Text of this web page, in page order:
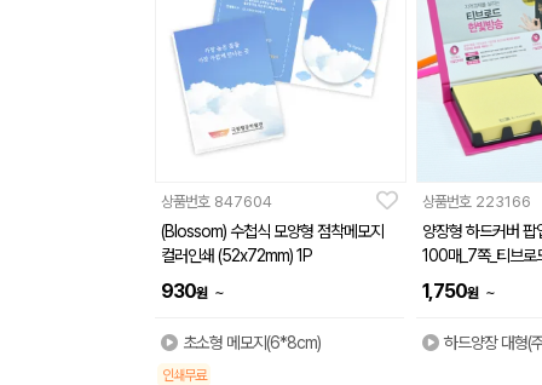
상품번호 847604
(Blossom) 수첩식 모양형 점착메모지
컬러인쇄 (52x72mm) 1P
930원 ~
초소형 메모지(6*8cm)
인쇄무료
상품번호 223166
양장형 하드커버 팝
100매_7쪽_티브로
1,750원 ~
하드양장 대형(